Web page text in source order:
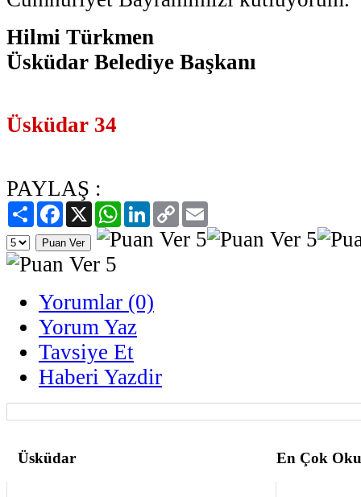
Hilmi Türkmen
Üsküdar Belediye Başkanı
Üsküdar 34
PAYLAŞ :
PaylaşFacebook
X WhatsAppLinkedIn
Copy
Link
Yorumlar (0)
Yorum Yaz
Tavsiye Et
Haberi Yazdir
Üsküdar En Çok